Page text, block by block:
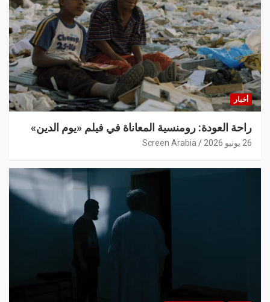
أخبار
راحة العودة: رومنسية المعاناة في فيلم «يوم الدين»
26 يونيو 2026 Screen Arabia